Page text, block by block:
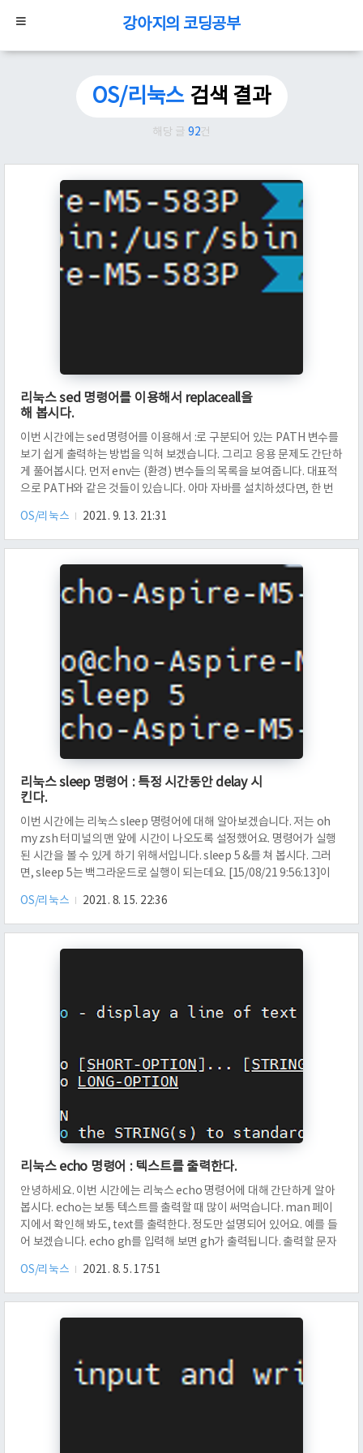
강아지의 코딩공부
OS/리눅스 검색 결과
해당 글 92건
리눅스 sed 명령어를 이용해서 replaceall을
해 봅시다.
이번 시간에는 sed 명령어를 이용해서 :로 구분되어 있는 PATH 변수를
보기 쉽게 출력하는 방법을 익혀 보겠습니다. 그리고 응용 문제도 간단하
게 풀어봅시다. 먼저 env는 (환경) 변수들의 목록을 보여줍니다. 대표적
으로 PATH와 같은 것들이 있습니다. 아마 자바를 설치하셨다면, 한 번
요? env | grep PATH를 입력하면, env의 결과에서 PATH를 부분 문자
열로 가지는 행을 가져 오는데요. 뭔가 경로가 여러 개가 있는 거 같습니
우에는 읽기가 그리..
OS/리눅스 2021. 9. 13. 21:31
리눅스 sleep 명령어 : 특정 시간동안 delay 시
킨다.
이번 시간에는 리눅스 sleep 명령어에 대해 알아보겠습니다. 저는 oh
my zsh 터미널의 맨 앞에 시간이 나오도록 설정했어요. 명령어가 실행
된 시간을 볼 수 있게 하기 위해서입니다. sleep 5 &를 쳐 봅시다. 그러
면, sleep 5는 백그라운드로 실행이 되는데요. [15/08/21 9:56:13]이
38482 done이 있는데요. sleep 5가 끝났다는 의미입니다. 9시 56분
13초에서 5초가 지난 시각이 9시 56분 18초입니다. 따라서, sleep 5는
OS/리눅스 2021. 8. 15. 22:36
리눅스 echo 명령어 : 텍스트를 출력한다.
안녕하세요. 이번 시간에는 리눅스 echo 명령어에 대해 간단하게 알아
봅시다. echo는 보통 텍스트를 출력할 때 많이 써먹습니다. man 페이
지에서 확인해 봐도, text를 출력한다. 정도만 설명되어 있어요. 예를 들
어 보겠습니다. echo gh를 입력해 보면 gh가 출력됩니다. 출력할 문자
어떻게 될까요? gh is my best friend가 그대로 나옵니다. 여기까지는
별로 어렵지 않아요. 단지, 문자열을 standard output으로 그대로 출
OS/리눅스 2021. 8. 5. 17:51